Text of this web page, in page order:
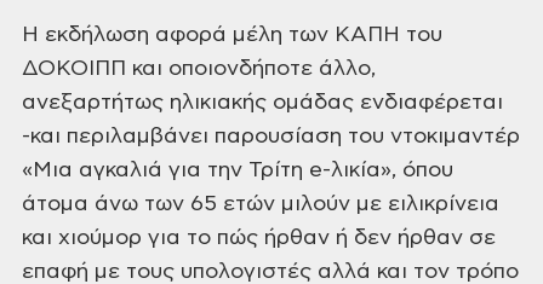
Η εκδήλωση αφορά μέλη των ΚΑΠΗ του
ΔΟΚΟΙΠΠ και οποιονδήποτε άλλο,
ανεξαρτήτως ηλικιακής ομάδας ενδιαφέρεται
-και περιλαμβάνει παρουσίαση του ντοκιμαντέρ
«Μια αγκαλιά για την Τρίτη e-λικία», όπου
άτομα άνω των 65 ετών μιλούν με ειλικρίνεια
και χιούμορ για το πώς ήρθαν ή δεν ήρθαν σε
επαφή με τους υπολογιστές αλλά και τον τρόπο